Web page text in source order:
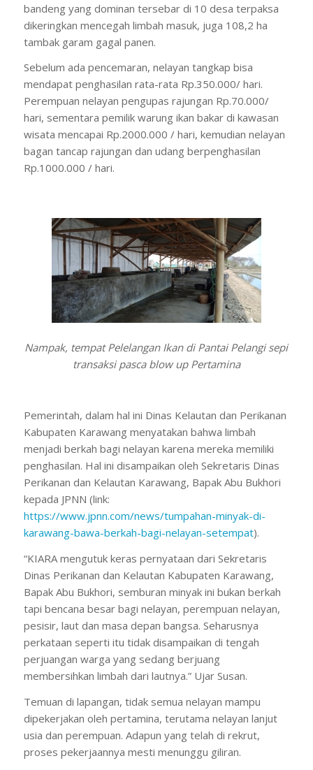
bandeng yang dominan tersebar di 10 desa terpaksa
dikeringkan mencegah limbah masuk, juga 108,2 ha
tambak garam gagal panen.
Sebelum ada pencemaran, nelayan tangkap bisa
mendapat penghasilan rata-rata Rp.350.000/ hari.
Perempuan nelayan pengupas rajungan Rp.70.000/
hari, sementara pemilik warung ikan bakar di kawasan
wisata mencapai Rp.2000.000 / hari, kemudian nelayan
bagan tancap rajungan dan udang berpenghasilan
Rp.1000.000 / hari.
Nampak, tempat Pelelangan Ikan di Pantai Pelangi sepi
transaksi pasca blow up Pertamina
Pemerintah, dalam hal ini Dinas Kelautan dan Perikanan
Kabupaten Karawang menyatakan bahwa limbah
menjadi berkah bagi nelayan karena mereka memiliki
penghasilan. Hal ini disampaikan oleh Sekretaris Dinas
Perikanan dan Kelautan Karawang, Bapak Abu Bukhori
kepada JPNN (link:
https://www.jpnn.com/news/tumpahan-minyak-di-
karawang-bawa-berkah-bagi-nelayan-setempat).
“KIARA mengutuk keras pernyataan dari Sekretaris
Dinas Perikanan dan Kelautan Kabupaten Karawang,
Bapak Abu Bukhori, semburan minyak ini bukan berkah
tapi bencana besar bagi nelayan, perempuan nelayan,
pesisir, laut dan masa depan bangsa. Seharusnya
perkataan seperti itu tidak disampaikan di tengah
perjuangan warga yang sedang berjuang
membersihkan limbah dari lautnya.” Ujar Susan.
Temuan di lapangan, tidak semua nelayan mampu
dipekerjakan oleh pertamina, terutama nelayan lanjut
usia dan perempuan. Adapun yang telah di rekrut,
proses pekerjaannya mesti menunggu giliran.